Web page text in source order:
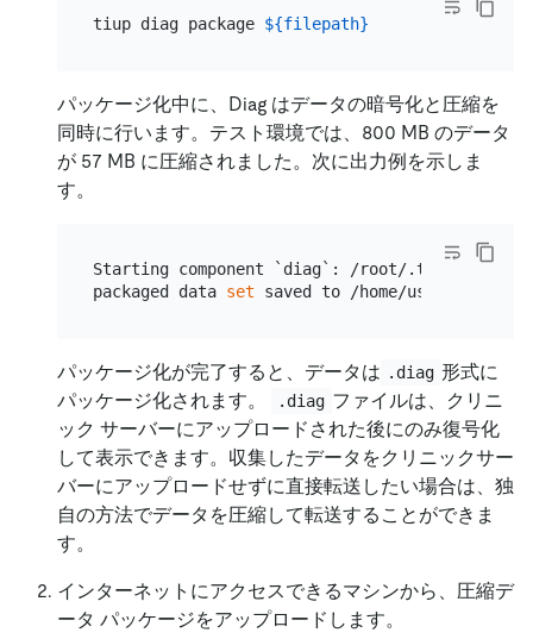
tiup diag package ${filepath}
パッケージ化中に、Diag はデータの暗号化と圧縮を
同時に行います。テスト環境では、800 MB のデータ
が 57 MB に圧縮されました。次に出力例を示しま
す。
Starting component `diag`: /root/.tiup/
packaged data set
パッケージ化が完了すると、データは .diag 形式に
パッケージ化されます。
.diag ファイルは、クリニ
ック サーバーにアップロードされた後にのみ復号化
して表示できます。収集したデータをクリニックサー
バーにアップロードせずに直接転送したい場合は、独
自の方法でデータを圧縮して転送することができま
す。
インターネットにアクセスできるマシンから、圧縮デ
ータ パッケージをアップロードします。